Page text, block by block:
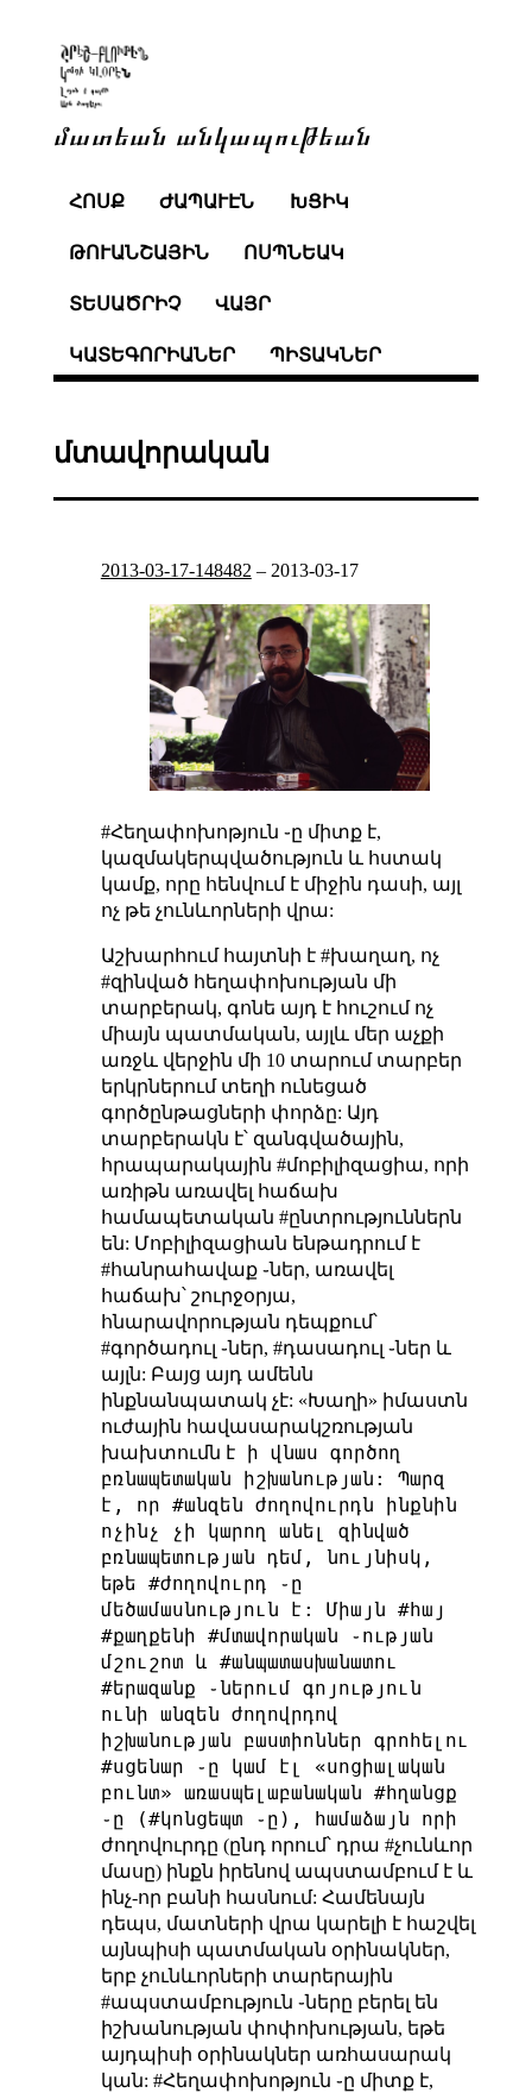
մատեան անկապութեան
ՀՈՍՔ ԺԱՊԱՒԷՆ ԽՑԻԿ
ԹՈՒԱՆՇԱՅԻՆ ՈՍՊՆԵԱԿ
ՏԵՍԱԾՐԻՉ ՎԱՅՐ
ԿԱՏԵԳՈՐԻԱՆԵՐ ՊԻՏԱԿՆԵՐ
մտավորական
2013-03-17-148482 – 2013-03-17
#Հեղափոխոթյուն ֊ը միտք է,
կազմակերպվածություն և հստակ
կամք, որը հենվում է միջին դասի, այլ
ոչ թե չունևորների վրա:
Աշխարհում հայտնի է #խաղաղ, ոչ
#զինված հեղափոխության մի
տարբերակ, գոնե այդ է հուշում ոչ
միայն պատմական, այլև մեր աչքի
առջև վերջին մի 10 տարում տարբեր
երկրներում տեղի ունեցած
գործընթացների փորձը: Այդ
տարբերակն է՝ զանգվածային,
հրապարակային #մոբիլիզացիա, որի
առիթն առավել հաճախ
համապետական #ընտրություններն
են: Մոբիլիզացիան ենթադրում է
#հանրահավաք ֊ներ, առավել
հաճախ՝ շուրջօրյա,
հնարավորության դեպքում՝
#գործադուլ ֊ներ, #դասադուլ ֊ներ և
այլն: Բայց այդ ամենն
ինքնանպատակ չէ: «Խաղի» իմաստն
ուժային հավասարակշռության
խախտումն էի վնաս գործող
բռնապետական իշխանության: Պարզ
է, որ #անզեն ժողովուրդն ինքնին
ոչինչ չի կարող անել զինված
բռնապետության դեմ, նույնիսկ,
եթե #ժողովուրդ ֊ը
մեծամասնություն է: Միայն #հայ
#քաղքենի #մտավորական ֊ության
մշուշոտ և #անպատասխանատու
#երազանք ֊ներում գոյություն
ունի անզեն ժողովրդով
իշխանության բաստիոններ գրոհելու
#սցենար ֊ը կամ էլ «սոցիալական
բունտ» առասպելաբանական #հղանցք
֊ը (#կոնցեպտ ֊ը), համաձայն որի
ժողովուրդը (ընդ որում՝ դրա #չունևոր
մասը) ինքն իրենով ապստամբում է և
ինչ-որ բանի հասնում: Համենայն
դեպս, մատների վրա կարելի է հաշվել
այնպիսի պատմական օրինակներ,
երբ չունևորների տարերային
#ապստամբություն ֊ները բերել են
իշխանության փոփոխության, եթե
այդպիսի օրինակներ առհասարակ
կան: #Հեղափոխոթյուն ֊ը միտք է,